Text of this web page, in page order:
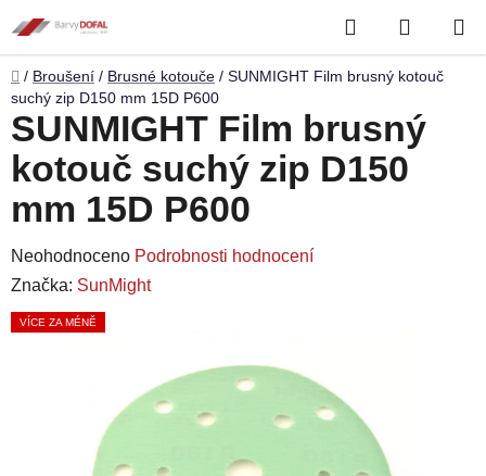
na
obsah
Hledat
KOŠÍK
Domů
/ Broušení / Brusné kotouče / SUNMIGHT Film brusný kotouč
suchý zip D150 mm 15D P600
SUNMIGHT Film brusný
kotouč suchý zip D150
mm 15D P600
Průměrné
hodnocení
produktu
Neohodnoceno Podrobnosti hodnocení
Značka: SunMight
VÍCE ZA MÉNĚ